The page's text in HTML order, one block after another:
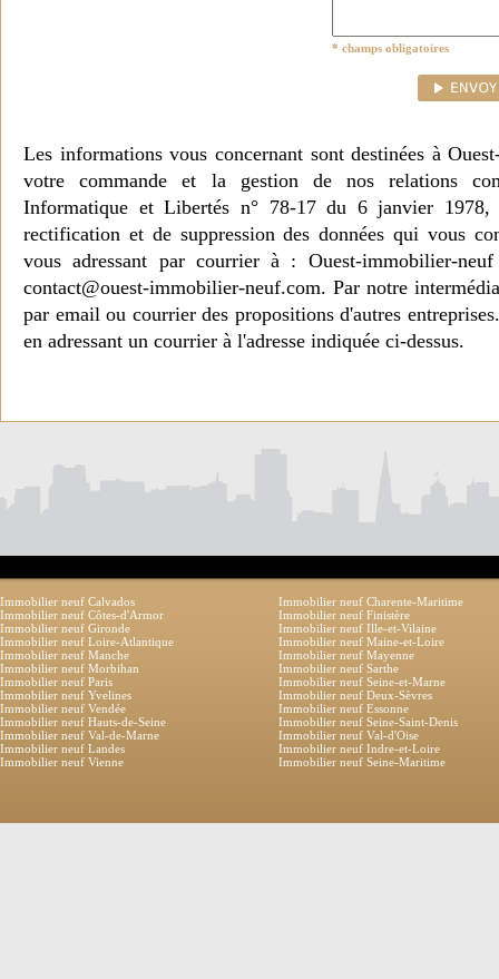
* champs obligatoires
Les informations vous concernant sont destinées à
votre commande et la gestion de nos relations
Informatique et Libertés n° 78-17 du 6 janvier 1978,
rectification et de suppression des données qui vous
vous adressant par courrier à : Ouest-immobilier-
contact@ouest-immobilier-neuf.com. Par notre
par email ou courrier des propositions d'autres
en adressant un courrier à l'adresse indiquée ci-dessus.
Immobilier neuf Calvados
Immobilier neuf Charente-Maritime
Immobilier neuf Côtes-d'Armor
Immobilier neuf Finistère
Immobilier neuf Gironde
Immobilier neuf Ille-et-Vilaine
Immobilier neuf Loire-Atlantique
Immobilier neuf Maine-et-Loire
Immobilier neuf Manche
Immobilier neuf Mayenne
Immobilier neuf Morbihan
Immobilier neuf Sarthe
Immobilier neuf Paris
Immobilier neuf Seine-et-Marne
Immobilier neuf Yvelines
Immobilier neuf Deux-Sèvres
Immobilier neuf Vendée
Immobilier neuf Essonne
Immobilier neuf Hauts-de-Seine
Immobilier neuf Seine-Saint-Denis
Immobilier neuf Val-de-Marne
Immobilier neuf Val-d'Oise
Immobilier neuf Landes
Immobilier neuf Indre-et-Loire
Immobilier neuf Vienne
Immobilier neuf Seine-Maritime